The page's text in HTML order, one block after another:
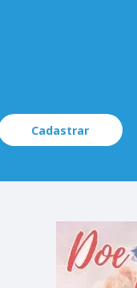
Cadastrar